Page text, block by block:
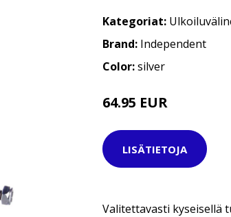
Kategoriat:
Brand: Independent
Color:silver
64.95 EUR
LISÄTIETOJA
Valitettavasti kyseisellä